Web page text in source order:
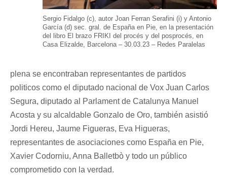
Sergio Fidalgo (c), autor Joan Ferran Serafini (i) y Antonio
García (d) sec. gral. de España en Pie, en la presentación
del libro El brazo FRIKI del procés y del posprocés, en
Casa Elizalde, Barcelona – 30.03.23 – Redes Paralelas
plena se encontraban representantes de partidos
politicos como el diputado nacional de Vox Juan Carlos
Segura, diputado al Parlament de Catalunya Manuel
Acosta y su alcaldable Gonzalo de Oro, también asistió
Jordi Hereu, Jaume Figueras, Eva Higueras,
representantes de asociaciones como España en Pie,
Xavier Codorniu, Anna Balletbò y todo un público
comprometido con la verdad.